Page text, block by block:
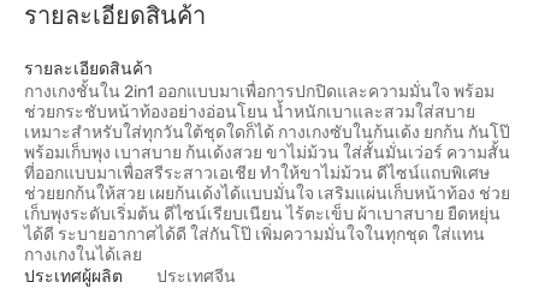
รายละเอียดสินค้า
รายละเอียดสินค้า
กางเกงชั้นใน 2in1 ออกแบบมาเพื่อการปกปิดและความมั่นใจ พร้อม
ช่วยกระชับหน้าท้องอย่างอ่อนโยน น้ำหนักเบาและสวมใส่สบาย
เหมาะสำหรับใส่ทุกวันใต้ชุดใดก็ได้ กางเกงซับในก้นเด้ง ยกก้น กันโป๊
พร้อมเก็บพุง เบาสบาย ก้นเด้งสวย ขาไม่ม้วน ใส่สั้นมั่นเว่อร์ ความสั้น
ที่ออกแบบมาเพื่อสรีระสาวเอเชีย ทำให้ขาไม่ม้วน ดีไซน์แถบพิเศษ
ช่วยยกก้นให้สวย เผยก้นเด้งได้แบบมั่นใจ เสริมแผ่นเก็บหน้าท้อง ช่วย
เก็บพุงระดับเริ่มต้น ดีไซน์เรียบเนียน ไร้ตะเข็บ ผ้าเบาสบาย ยืดหยุ่น
ได้ดี ระบายอากาศได้ดี ใส่กันโป๊ เพิ่มความมั่นใจในทุกชุด ใส่แทน
กางเกงในได้เลย
ประเทศผู้ผลิต
ประเทศจีน